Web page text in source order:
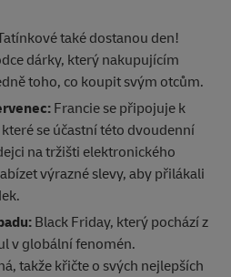
také dostanou den!
dárky, který nakupujícím
toho, co koupit svým otcům.
Francie se připojuje k
se účastní této dvoudenní
na tržišti elektronického
výrazné slevy, aby přilákali
Black Friday, který pochází z
v globální fenomén.
takže křičte o svých nejlepších